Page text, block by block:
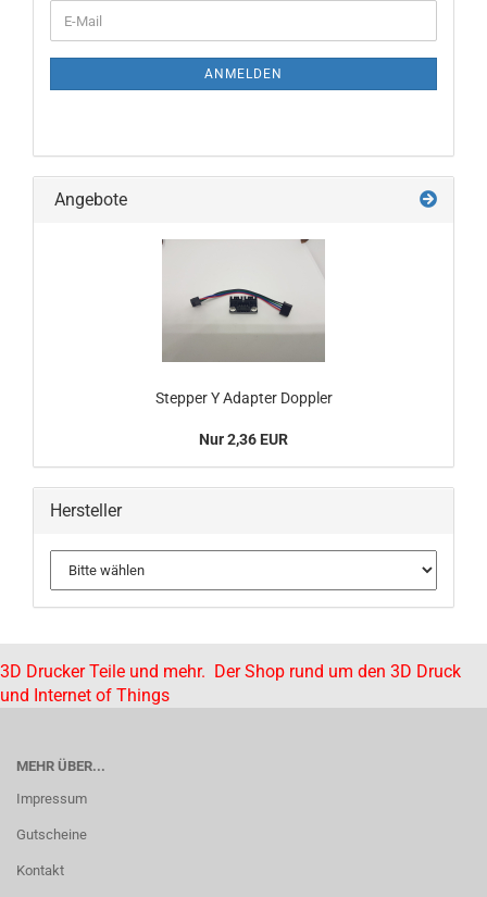
ZUR
E-
Mail
ANMELDEN
Angebote
Stepper Y Adapter Doppler
Nur 2,36 EUR
Hersteller
3D Drucker Teile und mehr. Der Shop rund um den 3D Druck
und Internet of Things
MEHR ÜBER...
Impressum
Gutscheine
Kontakt